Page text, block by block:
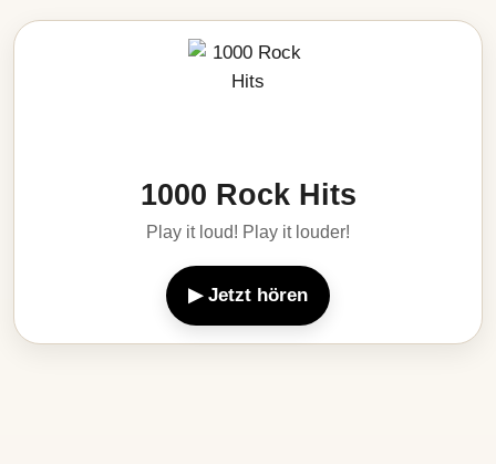
1000 Rock Hits
Play it loud! Play it louder!
▶ Jetzt hören